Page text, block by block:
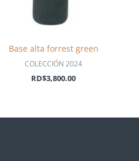
Base alta forrest green
COLECCIÓN 2024
RD$3,800.00